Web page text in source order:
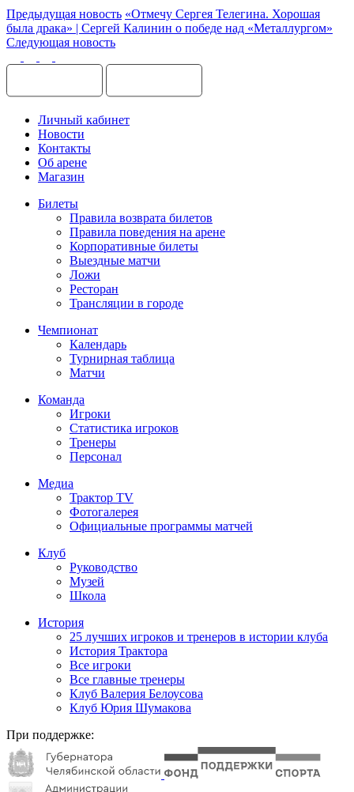
Предыдущая новость «Отмечу Сергея Телегина. Хорошая
была драка» | Сергей Калинин о победе над «Металлургом»
Следующая новость
Личный кабинет
Новости
Контакты
Об арене
Магазин
Билеты
Правила возврата билетов
Правила поведения на арене
Корпоративные билеты
Выездные матчи
Ложи
Ресторан
Трансляции в городе
Чемпионат
Календарь
Турнирная таблица
Матчи
Команда
Игроки
Статистика игроков
Тренеры
Персонал
Медиа
Трактор TV
Фотогалерея
Официальные программы матчей
Клуб
Руководство
Музей
Школа
История
25 лучших игроков и тренеров в истории клуба
История Трактора
Все игроки
Все главные тренеры
Клуб Валерия Белоусова
Клуб Юрия Шумакова
При поддержке: